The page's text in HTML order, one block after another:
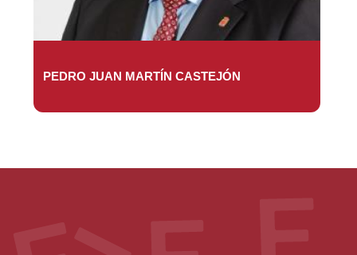
PEDRO JUAN MARTÍN CASTEJÓN